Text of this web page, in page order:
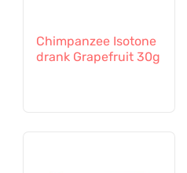
Chimpanzee Isotone
drank Grapefruit 30g